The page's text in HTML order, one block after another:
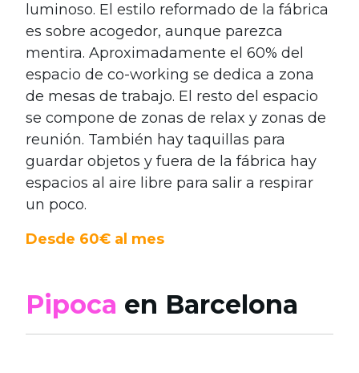
luminoso. El estilo reformado de la fábrica
es sobre acogedor, aunque parezca
mentira. Aproximadamente el 60% del
espacio de co-working se dedica a zona
de mesas de trabajo. El resto del espacio
se compone de zonas de relax y zonas de
reunión. También hay taquillas para
guardar objetos y fuera de la fábrica hay
espacios al aire libre para salir a respirar
un poco.
Desde 60€ al mes
Pipoca en Barcelona